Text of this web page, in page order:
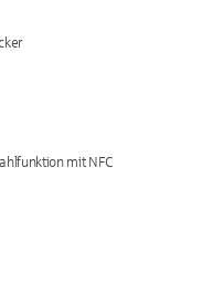
mit NFC